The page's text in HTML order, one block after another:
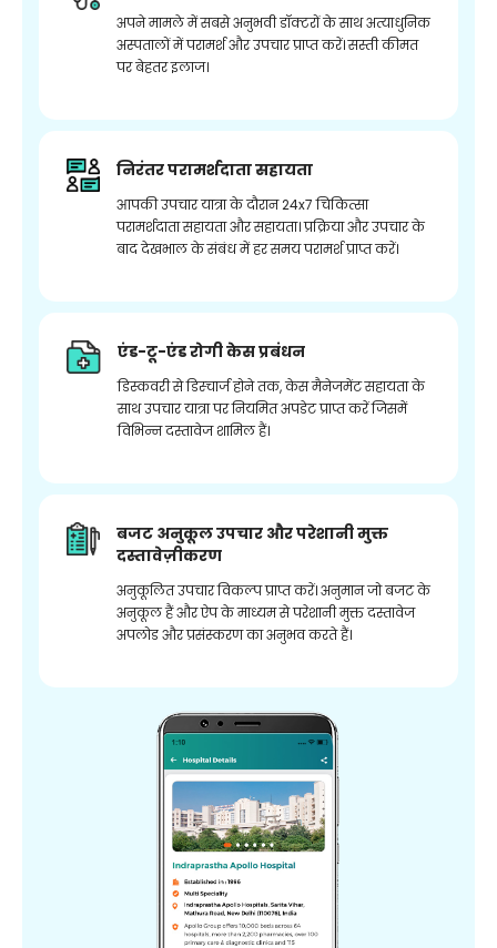
अपने मामले में सबसे अनुभवी डॉक्टरों के साथ अत्याधुनिक
अस्पतालों में परामर्श और उपचार प्राप्त करें। सस्ती कीमत
पर बेहतर इलाज।
निरंतर परामर्शदाता सहायता
आपकी उपचार यात्रा के दौरान 24x7 चिकित्सा
परामर्शदाता सहायता और सहायता। प्रक्रिया और उपचार के
बाद देखभाल के संबंध में हर समय परामर्श प्राप्त करें।
एंड-टू-एंड रोगी केस प्रबंधन
डिस्कवरी से डिस्चार्ज होने तक, केस मैनेजमेंट सहायता के
साथ उपचार यात्रा पर नियमित अपडेट प्राप्त करें जिसमें
विभिन्न दस्तावेज शामिल हैं।
बजट अनुकूल उपचार और परेशानी मुक्त
दस्तावेज़ीकरण
अनुकूलित उपचार विकल्प प्राप्त करें। अनुमान जो बजट के
अनुकूल हैं और ऐप के माध्यम से परेशानी मुक्त दस्तावेज
अपलोड और प्रसंस्करण का अनुभव करते हैं।